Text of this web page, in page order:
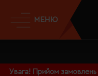
Увага! Прийом
МЕНЮ